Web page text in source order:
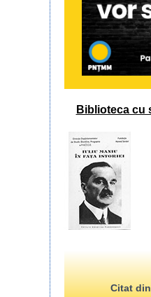
Biblioteca cu
Citat din